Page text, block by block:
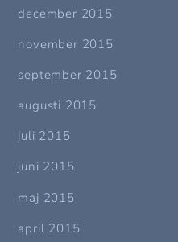
december 2015
november 2015
september 2015
augusti 2015
juli 2015
juni 2015
maj 2015
april 2015